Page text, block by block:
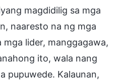
magdidilig sa mga
naaresto na ng mga
mga lider, manggagawa,
ito, wala nang
pupuwede. Kalaunan,